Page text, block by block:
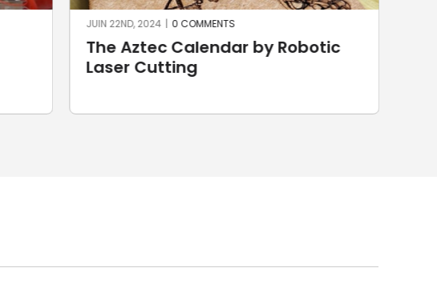
The Aztec Calendar by Robotic
Laser Cutting
JUIN 22ND, 2024 | 0 COMMENTS